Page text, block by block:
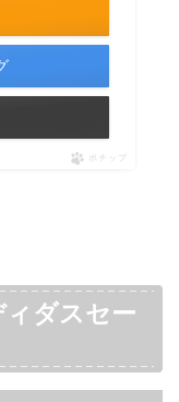
ポチップ
ダスセー